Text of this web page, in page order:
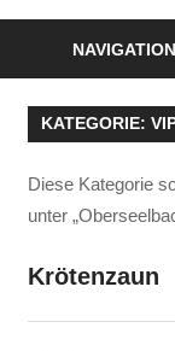
NAVIGATION
KATEGORIE:
Diese Kategorie
unter
Krötenzaun